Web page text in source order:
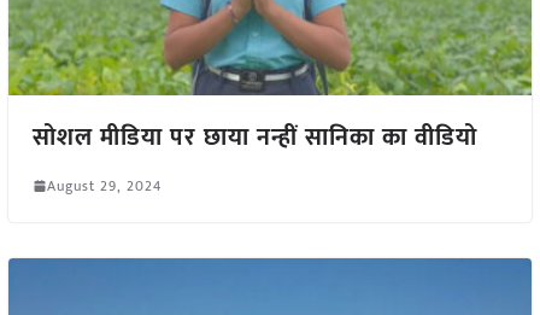
सोशल मीडिया पर छाया नन्हीं सानिका का वीडियो
August 29, 2024